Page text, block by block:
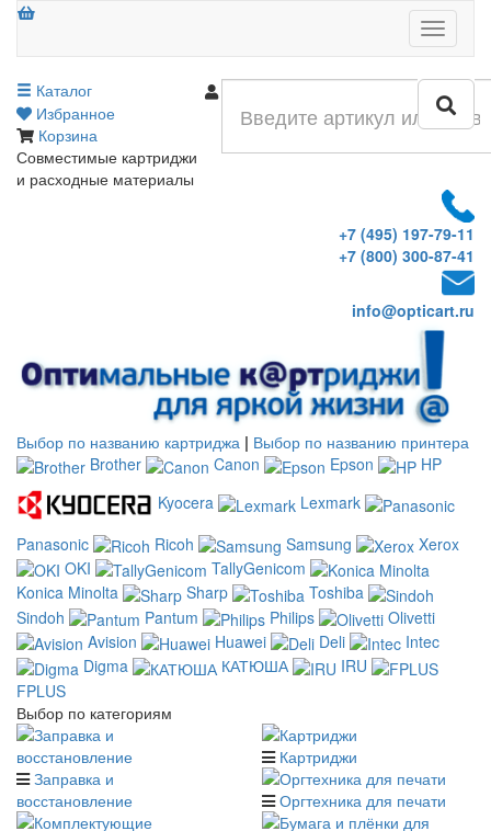
Меню
Каталог
Избранное
Корзина
Совместимые картриджи
и расходные материалы
+7 (495) 197-79-11
+7 (800) 300-87-41
info@opticart.ru
Выбор по названию картриджа | Выбор по названию принтера
Brother
Canon Epson
HP
Kyocera
Lexmark
Panasonic
Ricoh Samsung
Xerox
OKI
TallyGenicom
Konica Minolta
Sharp
Toshiba
Sindoh
Pantum Philips
Olivetti
Avision
Huawei Deli
Intec
Digma
КАТЮША
IRU
FPLUS
Выбор по категориям
Заправка и
восстановление
Картриджи
Оргтехника для печати